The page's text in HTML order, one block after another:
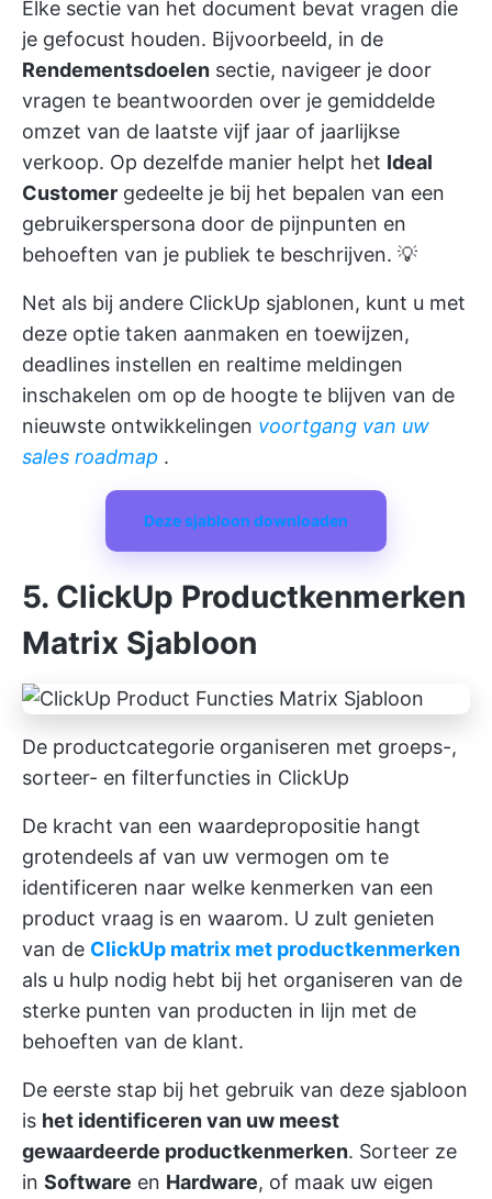
Elke sectie van het document bevat vragen die
je gefocust houden. Bijvoorbeeld, in de
Rendementsdoelen sectie, navigeer je door
vragen te beantwoorden over je gemiddelde
omzet van de laatste vijf jaar of jaarlijkse
verkoop. Op dezelfde manier helpt het Ideal
Customer gedeelte je bij het bepalen van een
gebruikerspersona door de pijnpunten en
behoeften van je publiek te beschrijven. 💡
Net als bij andere ClickUp sjablonen, kunt u met
deze optie taken aanmaken en toewijzen,
deadlines instellen en realtime meldingen
inschakelen om op de hoogte te blijven van de
nieuwste ontwikkelingen voortgang van uw
sales roadmap .
Deze sjabloon downloaden
5. ClickUp Productkenmerken
Matrix Sjabloon
De productcategorie organiseren met groeps-,
sorteer- en filterfuncties in ClickUp
De kracht van een waardepropositie hangt
grotendeels af van uw vermogen om te
identificeren naar welke kenmerken van een
product vraag is en waarom. U zult genieten
van de ClickUp matrix met productkenmerken
als u hulp nodig hebt bij het organiseren van de
sterke punten van producten in lijn met de
behoeften van de klant.
De eerste stap bij het gebruik van deze sjabloon
is het identificeren van uw meest
gewaardeerde productkenmerken. Sorteer ze
in Software en Hardware, of maak uw eigen